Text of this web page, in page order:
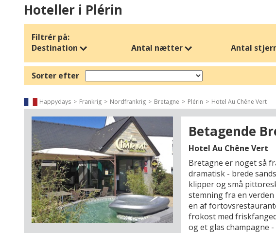
Hoteller i Plérin
Filtrér på:
Destination
Antal nætter Antal
Sorter efter
Happydays Frankrig Nordfrankrig Bretagne Plérin Hotel Au Chêne Vert
Betagende
Hotel Au Chêne Vert
Bretagne er noget så
dramatisk - brede
klipper og små
stemning fra en verden
en af
frokost med
og et glas champagne